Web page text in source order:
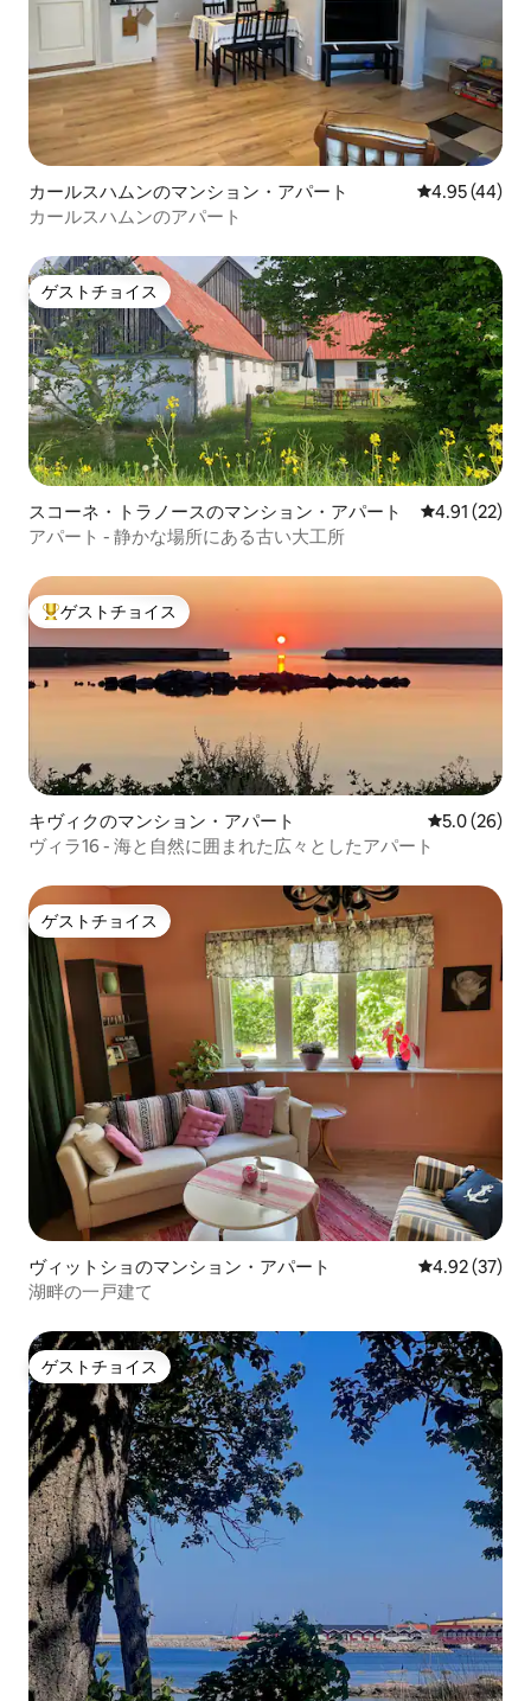
カールスハムンのマンション・アパート レビュー44
4.95 (44)
カールスハムンのアパート
ゲストチョイス
ゲストチョイス
スコーネ・トラノースのマンション・アパート レビュー22
4.91 (22)
アパート - 静かな場所にある古い大工所
大好評のゲストチョイスです。
ゲストチョイス
キヴィクのマンション・アパート レビュー26
5.0 (26)
ヴィラ16 - 海と自然に囲まれた広々としたアパート
ゲストチョイス
ゲストチョイス
ヴィットショのマンション・アパート レビュー37
4.92 (37)
湖畔の一戸建て
ゲストチョイス
ゲストチョイス